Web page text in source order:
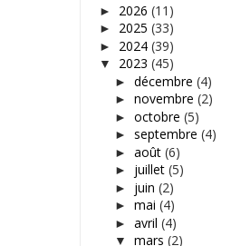
► 2026 (11)
► 2025 (33)
► 2024 (39)
▼ 2023 (45)
► décembre (4)
► novembre (2)
► octobre (5)
► septembre (4)
► août (6)
► juillet (5)
► juin (2)
► mai (4)
► avril (4)
▼ mars (2)